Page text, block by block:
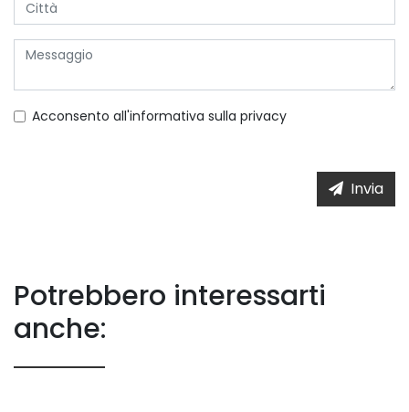
Acconsento all'informativa sulla privacy
Invia
Potrebbero interessarti
anche: